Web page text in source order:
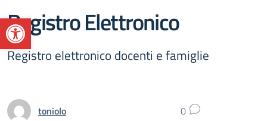
Apri la barra degli strumenti
Registro Elettronico
Registro elettronico docenti e famiglie
toniolo 0